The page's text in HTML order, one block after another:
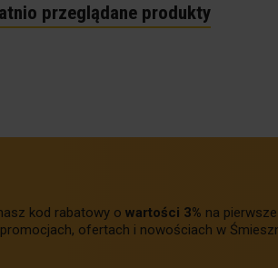
przeglądane produkty
kod rabatowy o wartości 3% na
ofertach i nowościach w